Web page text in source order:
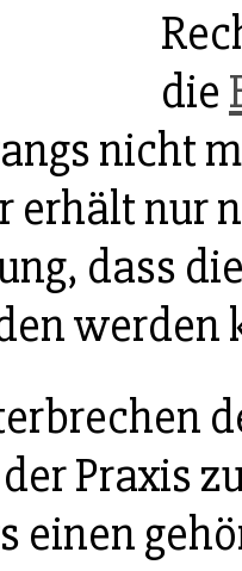
die
nicht
erhält nur
dass
werden
Praxis
einen